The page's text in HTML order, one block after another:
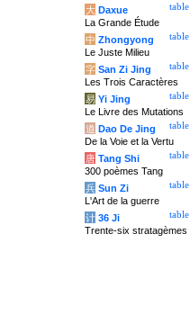
table
大 Daxue
La Grande Étude
table
中 Zhongyong
Le Juste Milieu
table
字 San Zi Jing
Les Trois Caractères
table
易 Yi Jing
Le Livre des Mutations
table
道 Dao De Jing
De la Voie et la Vertu
table
唐 Tang Shi
300 poèmes Tang
table
兵 Sun Zi
L'Art de la guerre
table
计 36 Ji
Trente-six stratagèmes